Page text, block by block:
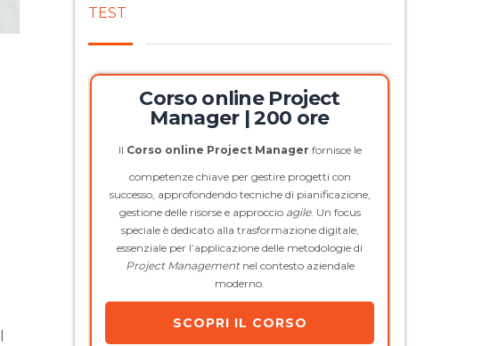
TEST
Corso online Project
Manager | 200 ore
Il Corso online Project Manager fornisce le
competenze chiave per gestire progetti con
successo, approfondendo tecniche di pianificazione,
gestione delle risorse e approccio agile. Un focus
speciale è dedicato alla trasformazione digitale,
essenziale per l’applicazione delle metodologie di
Project Managementnel contesto aziendale
moderno.
SCOPRI IL CORSO